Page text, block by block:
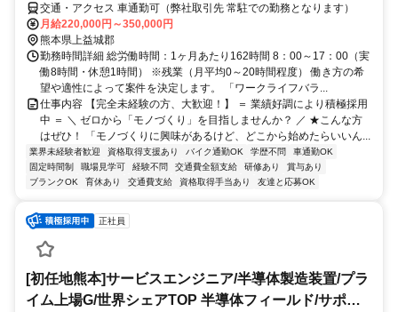
交通・アクセス 車通勤可（弊社取引先 常駐での勤務となります）
月給220,000円～350,000円
熊本県上益城郡
勤務時間詳細 総労働時間：1ヶ月あたり162時間 8：00～17：00（実
働8時間・休憩1時間） ※残業（月平均0～20時間程度） 働き方の希
望や適性によって案件を決定します。 「ワークライフバラ...
仕事内容 【完全未経験の方、大歓迎！】 ＝ 業績好調により積極採用
中 ＝ ＼ ゼロから「モノづくり」を目指しませんか？ ／ ★こんな方
はぜひ！ 「モノづくりに興味があるけど、どこから始めたらいいん...
業界未経験者歓迎 資格取得支援あり バイク通勤OK 学歴不問
車通勤OK
固定時間制
職場見学可 経験不問 交通費全額支給 研修あり
賞与あり
ブランクOK
育休あり 交通費支給 資格取得手当あり 友達と応募OK
正社員
[初任地熊本]サービスエンジニア/半導体製造装置/プラ
イム上場G/世界シェアTOP 半導体フィールド/サポー